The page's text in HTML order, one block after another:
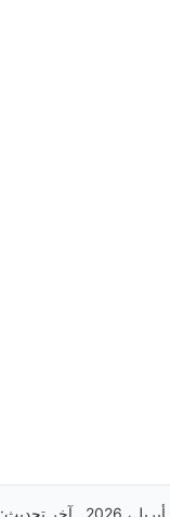
آخر تحديث: 11 أبريل، 2026